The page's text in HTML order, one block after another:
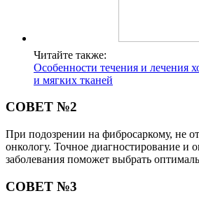
Читайте также:
Особенности течения и лечения
и мягких тканей
СОВЕТ №2
При подозрении на фибросаркому, не
онкологу. Точное диагностирование и
заболевания поможет выбрать
СОВЕТ №3